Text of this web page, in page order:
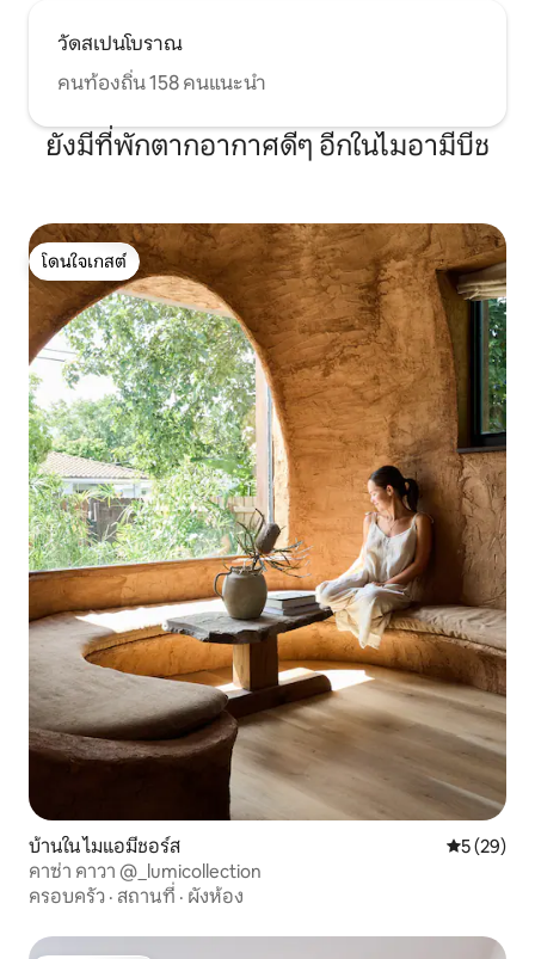
วัดสเปนโบราณ
คนท้องถิ่น 158 คนแนะนำ
ยังมีที่พักตากอากาศดีๆ อีกในไมอามีบีช
โดนใจเกสต์
โดนใจเกสต์
บ้านใน ไมแอมีชอร์ส คะแนนเฉลี่
5 (29)
คาซ่า คาวา @_lumicollection
ครอบครัว · สถานที่ · ผังห้อง